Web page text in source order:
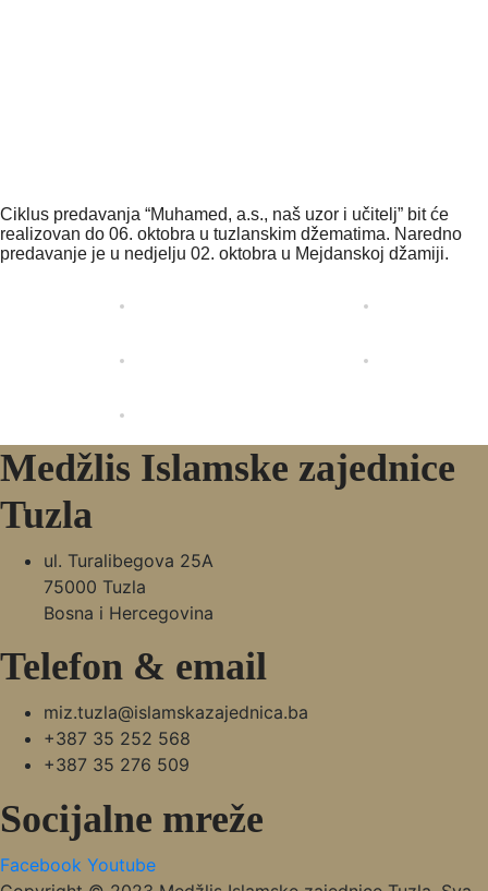
Ciklus predavanja “Muhamed, a.s., naš uzor i učitelj” bit će
realizovan do 06. oktobra u tuzlanskim džematima. Naredno
predavanje je u nedjelju 02. oktobra u Mejdanskoj džamiji.
Medžlis Islamske zajednice
Tuzla
ul. Turalibegova 25A
75000 Tuzla
Bosna i Hercegovina
Telefon & email
miz.tuzla@islamskazajednica.ba
+387 35 252 568
+387 35 276 509
Socijalne mreže
Facebook Youtube